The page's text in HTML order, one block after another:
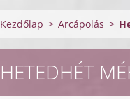
Kezdőlap > Arcápolás >
HETEDHÉT